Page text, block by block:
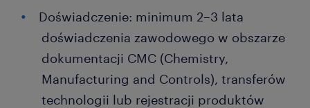
Doświadczenie: minimum 2–3 lata
doświadczenia zawodowego w obszarze
dokumentacji CMC (Chemistry,
Manufacturing and Controls), transferów
technologii lub rejestracji produktów